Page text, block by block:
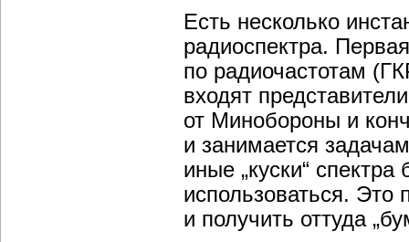
Есть несколько
радиоспектра.
по радиочастотам
входят
от Минобороны и
и занимается
иные „куски“
использоваться. Это
и получить оттуда